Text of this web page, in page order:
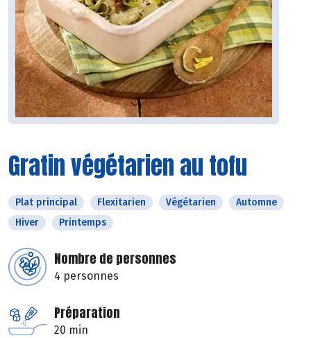
Gratin végétarien au tofu
Plat principal Flexitarien Végétarien
Automne
Hiver
Printemps
Nombre de personnes
4 personnes
Préparation
20 min